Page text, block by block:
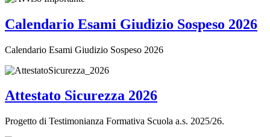
Calendario Esami Giudizio Sospeso 2026
Calendario Esami Giudizio Sospeso 2026
Attestato Sicurezza 2026
Progetto di Testimonianza Formativa Scuola a.s. 2025/26.